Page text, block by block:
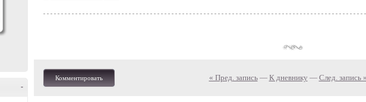
-
Комментировать « Пред. запись— К дневнику — След. запись »